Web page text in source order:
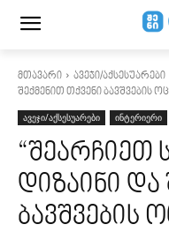
მთავარი ავეჯი/აქსესუარები
შექმენით თქვენი ბავშვების
ავეჯი/აქსესუარები ინტერიერი
“შეარჩიეთ
დიზაინი და
ბავშვების